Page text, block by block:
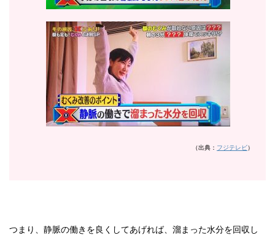
（出典： フジテレビ）
つまり、静脈の働きを良くしてあげれば、溜まった水分を回収し